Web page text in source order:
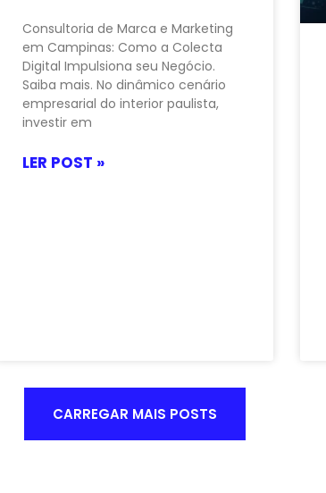
Consultoria de Marca e Marketing
em Campinas: Como a Colecta
Digital Impulsiona seu Negócio.
Saiba mais. No dinâmico cenário
empresarial do interior paulista,
investir em
LER POST »
CARREGAR MAIS POSTS